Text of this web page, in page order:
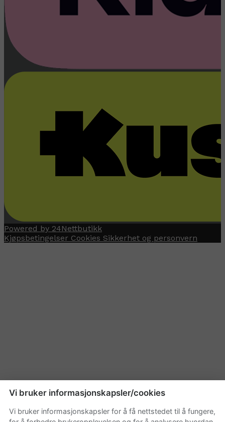
Powered by 24Nettbutikk
Kjøpsbetingelser Cookies Sikkerhet og personvern
Vi bruker informasjonskapsler/cookies
Vi bruker informasjonskapsler for å få nettstedet til å fungere,